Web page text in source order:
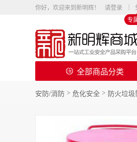
你好，欢迎来到新明辉！ 请登录
专
全部商品分类
安防/消防 > 危化安全 > 防火垃圾